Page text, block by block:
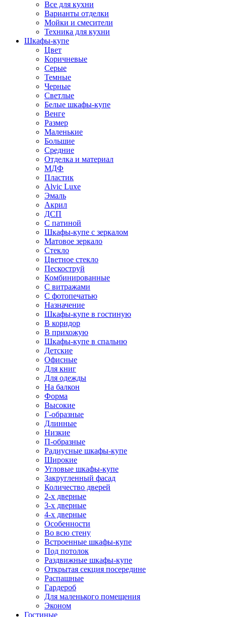
Все для кухни
Варианты отделки
Мойки и смесители
Техника для кухни
Шкафы-купе
Цвет
Коричневые
Серые
Темные
Черные
Светлые
Белые шкафы-купе
Венге
Размер
Маленькие
Большие
Средние
Отделка и материал
МДФ
Пластик
Alvic Luxe
Эмаль
Акрил
ДСП
С патиной
Шкафы-купе с зеркалом
Матовое зеркало
Стекло
Цветное стекло
Пескоструй
Комбинированные
С витражами
С фотопечатью
Назначение
Шкафы-купе в гостиную
В коридор
В прихожую
Шкафы-купе в спальню
Детские
Офисные
Для книг
Для одежды
На балкон
Форма
Высокие
Г-образные
Длинные
Низкие
П-образные
Радиусные шкафы-купе
Широкие
Угловые шкафы-купе
Закругленный фасад
Количество дверей
2-х дверные
3-х дверные
4-х дверные
Особенности
Во всю стену
Встроенные шкафы-купе
Под потолок
Раздвижные шкафы-купе
Открытая секция посередине
Распашные
Гардероб
Для маленького помещения
Эконом
Гостиные